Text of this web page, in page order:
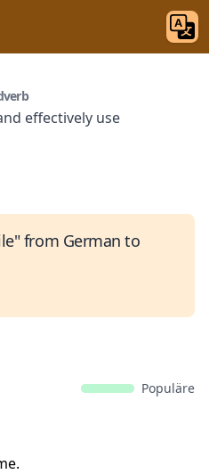
effectively use
from German to
Populäre